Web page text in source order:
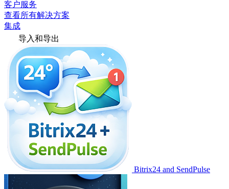
客户服务
查看所有解决方案
集成
导入和导出
Bitrix24 and SendPulse